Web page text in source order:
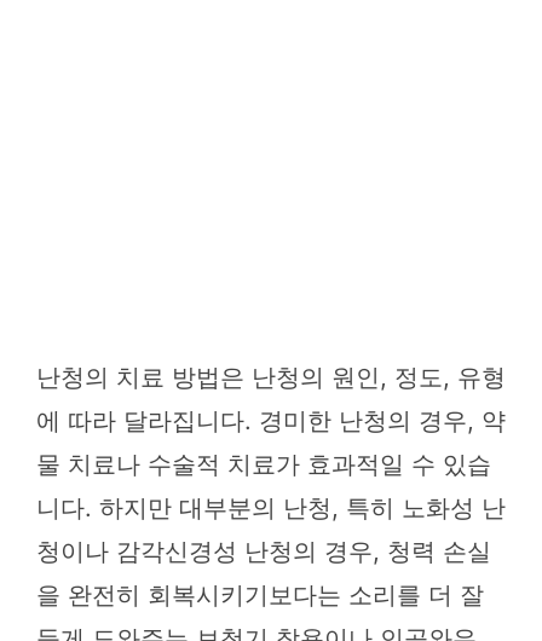
난청의 치료 방법은 난청의 원인, 정도, 유형
에 따라 달라집니다. 경미한 난청의 경우, 약
물 치료나 수술적 치료가 효과적일 수 있습
니다. 하지만 대부분의 난청, 특히 노화성 난
청이나 감각신경성 난청의 경우, 청력 손실
을 완전히 회복시키기보다는 소리를 더 잘